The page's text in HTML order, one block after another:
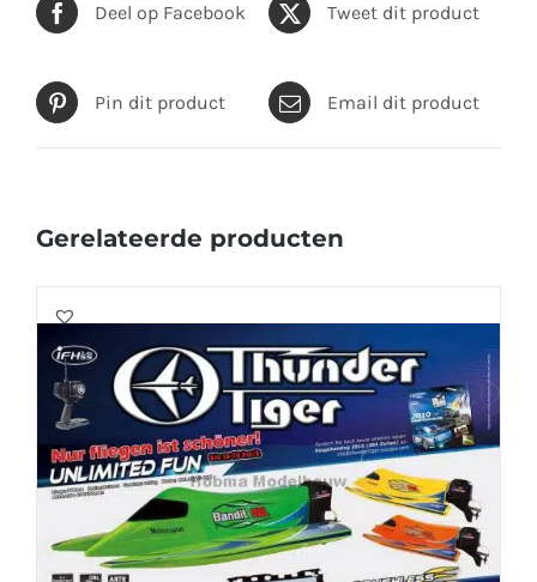
Deel op Facebook Tweet dit product
Pin dit product Email dit product
Gerelateerde producten